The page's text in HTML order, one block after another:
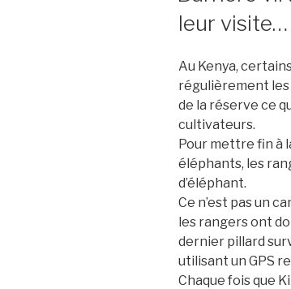
leur visite…
Au Kenya,
régulièrement les
de la réserve ce
cultivateurs.
Pour mettre fin à
éléphants, les
d’éléphant.
Ce n’est pas un
les rangers ont
dernier pillard
utilisant un GPS
Chaque fois que